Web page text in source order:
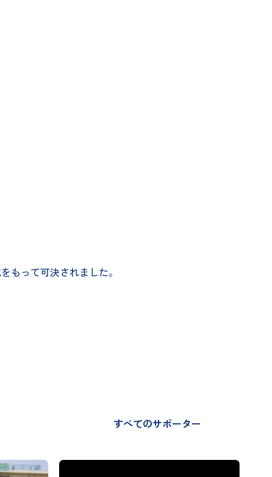
もって可決されました。
すべてのサポーター